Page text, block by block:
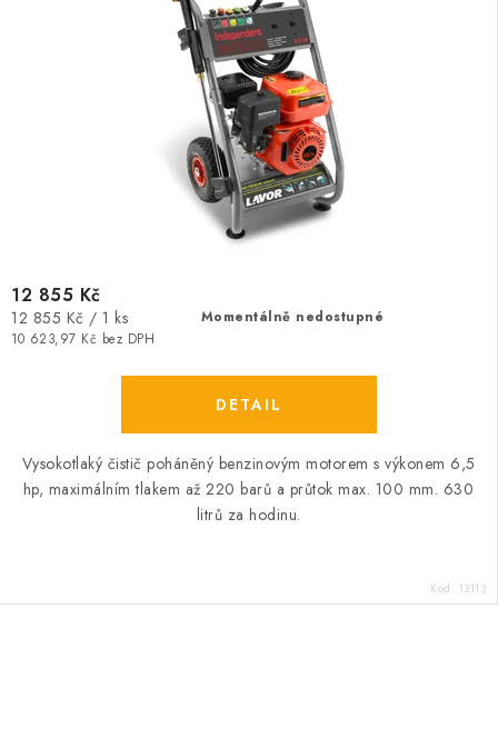
Momentálně nedostupné
10 623,97 Kč bez DPH
12 855 Kč
Měrná
cena:
12 855 Kč / 1 ks
Vysokotlaký čistič poháněný benzinovým motorem s výkonem 6,5
hp, maximálním tlakem až 220 barů a průtok max. 100 mm. 630
litrů za hodinu.
Kód: 13113